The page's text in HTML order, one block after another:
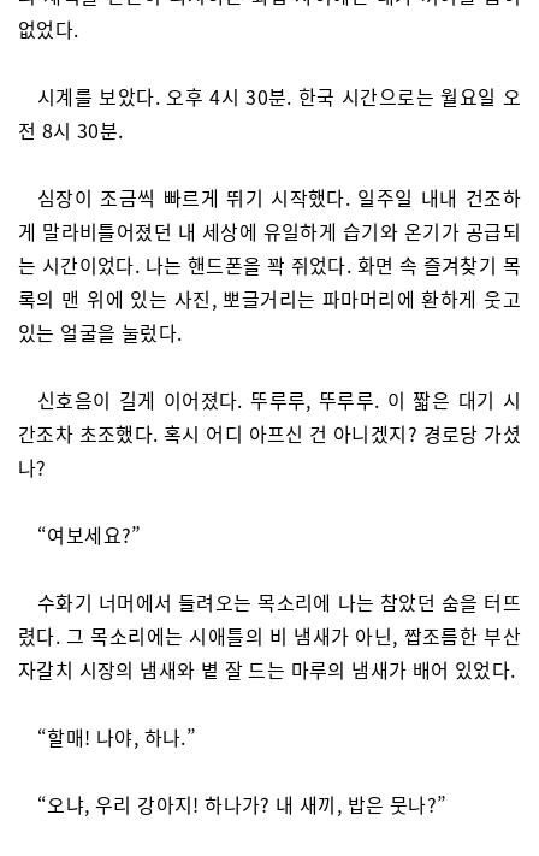
없었다.
시계를 보았다. 오후 4시 30분. 한국 시간으로는 월요일 오
전 8시 30분.
심장이 조금씩 빠르게 뛰기 시작했다. 일주일 내내 건조하
게 말라비틀어졌던 내 세상에 유일하게 습기와 온기가 공급되
는 시간이었다. 나는 핸드폰을 꽉 쥐었다. 화면 속 즐겨찾기 목
록의 맨 위에 있는 사진, 뽀글거리는 파마머리에 환하게 웃고
있는 얼굴을 눌렀다.
신호음이 길게 이어졌다. 뚜루루, 뚜루루. 이 짧은 대기 시
간조차 초조했다. 혹시 어디 아프신 건 아니겠지? 경로당 가셨
나?
“여보세요?”
수화기 너머에서 들려오는 목소리에 나는 참았던 숨을 터뜨
렸다. 그 목소리에는 시애틀의 비 냄새가 아닌, 짭조름한 부산
자갈치 시장의 냄새와 볕 잘 드는 마루의 냄새가 배어 있었다.
“할매! 나야, 하나.”
“오냐, 우리 강아지! 하나가? 내 새끼, 밥은 뭇나?”